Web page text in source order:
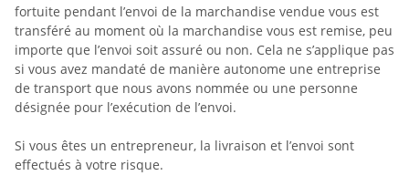
fortuite pendant l’envoi de la marchandise vendue vous est
transféré au moment où la marchandise vous est remise, peu
importe que l’envoi soit assuré ou non. Cela ne s’applique pas
si vous avez mandaté de manière autonome une entreprise
de transport que nous avons nommée ou une personne
désignée pour l’exécution de l’envoi.
Si vous êtes un entrepreneur, la livraison et l’envoi sont
effectués à votre risque.